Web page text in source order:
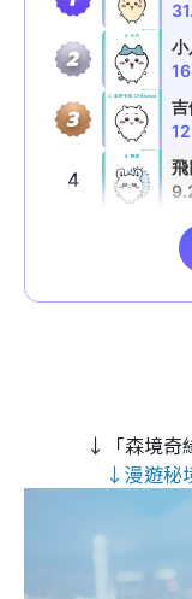
↓「森境奇
↓漫遊秘